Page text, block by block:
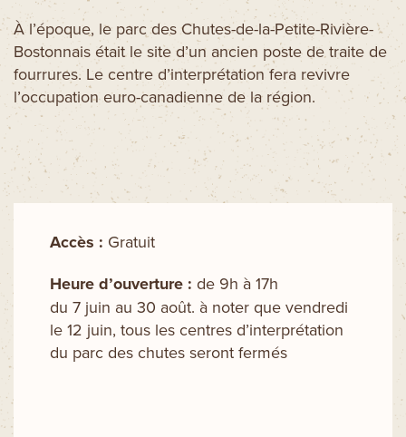
À l’époque, le parc des Chutes-de-la-Petite-Rivière-
Bostonnais était le site d’un ancien poste de traite de
fourrures. Le centre d’interprétation fera revivre
l’occupation euro-canadienne de la région.
Accès : Gratuit
Heure d’ouverture : de 9h à 17h
du 7 juin au 30 août. à noter que vendredi
le 12 juin, tous les centres d’interprétation
du parc des chutes seront fermés